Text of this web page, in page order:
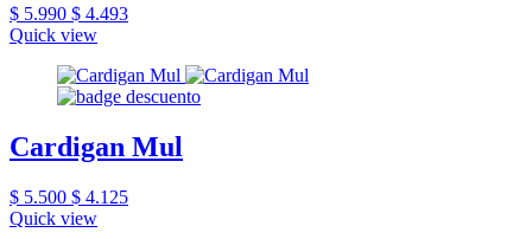
$ 5.990 $ 4.493
Quick view
Cardigan Mul
$ 5.500 $ 4.125
Quick view